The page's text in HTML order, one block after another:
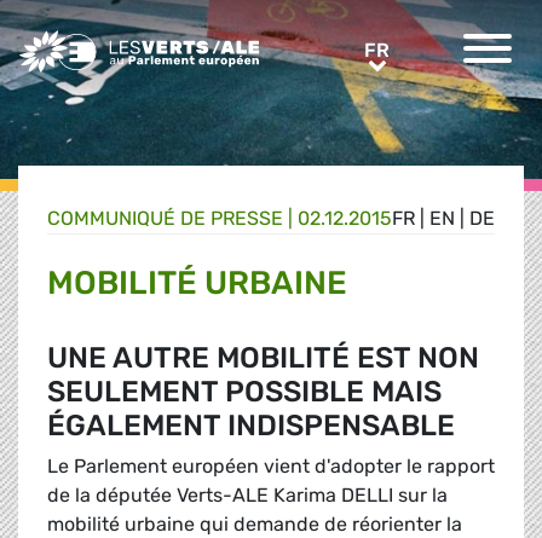
Greens/EFA Home FRFR
FR EN DE
COMMUNIQUÉ DE PRESSE 02.12.2015
MOBILITÉ URBAINE
UNE AUTRE MOBILITÉ EST NON
SEULEMENT POSSIBLE MAIS
ÉGALEMENT INDISPENSABLE
Le Parlement européen vient d'adopter le rapport
de la députée Verts-ALE Karima DELLI sur la
mobilité urbaine qui demande de réorienter la